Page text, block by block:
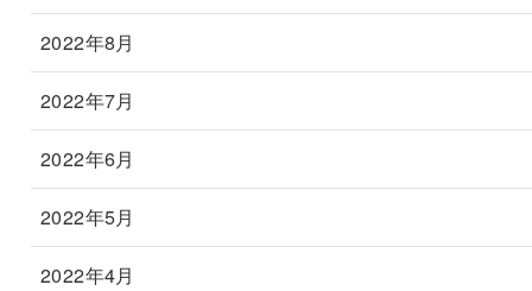
2022年8月
2022年7月
2022年6月
2022年5月
2022年4月